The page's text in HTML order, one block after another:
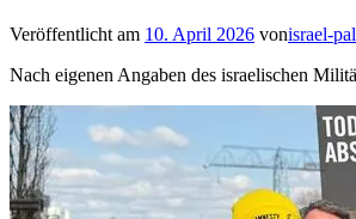
Veröffentlicht am 10. April 2026 vonisrael-
Nach eigenen Angaben des israelischen